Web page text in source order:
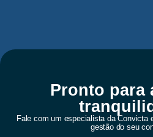
Pronto para
Fale com um especialista da Convicta
gestão do seu